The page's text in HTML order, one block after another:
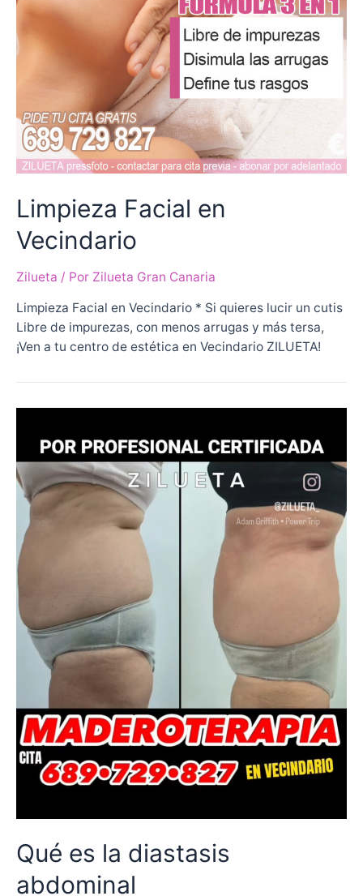
Limpieza Facial en
Vecindario
Zilueta / Por Zilueta Gran Canaria
Limpieza Facial en Vecindario * Si quieres lucir un cutis
Libre de impurezas, con menos arrugas y más tersa,
¡Ven a tu centro de estética en Vecindario ZILUETA!
Qué es la diastasis
abdominal